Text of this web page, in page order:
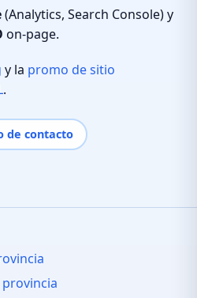
(Analytics, Search Console) y
on-page.
y la promo de sitio
.
de contacto